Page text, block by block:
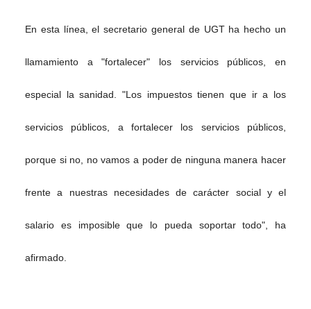
En esta línea, el secretario general de UGT ha hecho un
llamamiento a "fortalecer" los servicios públicos, en
especial la sanidad. "Los impuestos tienen que ir a los
servicios públicos, a fortalecer los servicios públicos,
porque si no, no vamos a poder de ninguna manera hacer
frente a nuestras necesidades de carácter social y el
salario es imposible que lo pueda soportar todo", ha
afirmado.